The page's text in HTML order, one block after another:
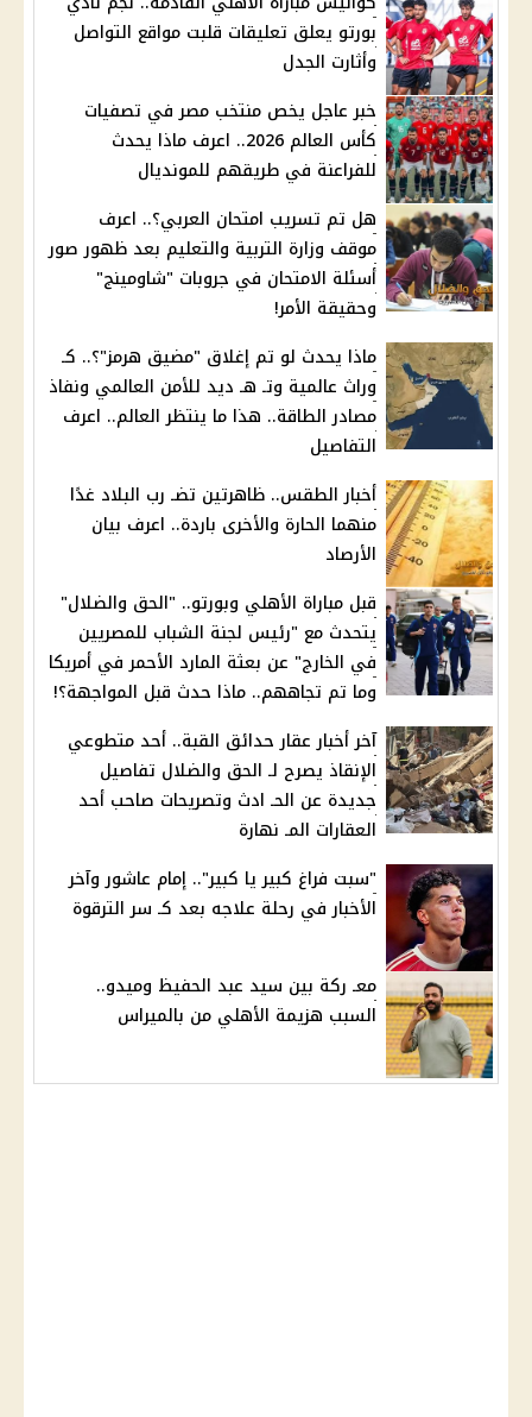
بورتو يعلق تعليقات قلبت مواقع التواصل
وأثارت الجدل
خبر عاجل يخص منتخب مصر في تصفيات
كأس العالم 2026.. اعرف ماذا يحدث
للفراعنة في طريقهم للمونديال
هل تم تسريب امتحان العربي؟.. اعرف
موقف وزارة التربية والتعليم بعد ظهور صور
أسئلة الامتحان في جروبات "شاومينج"
وحقيقة الأمر!
ماذا يحدث لو تم إغلاق "مضيق هرمز"؟.. كـ
وراث عالمية وتـ هـ ديد للأمن العالمي ونفاذ
مصادر الطاقة.. هذا ما ينتظر العالم.. اعرف
التفاصيل
أخبار الطقس.. ظاهرتين تضـ رب البلاد غدًا
منهما الحارة والأخرى باردة.. اعرف بيان
الأرصاد
قبل مباراة الأهلي وبورتو.. "الحق والضلال"
يتحدث مع "رئيس لجنة الشباب للمصريين
في الخارج" عن بعثة المارد الأحمر في أمريكا
وما تم تجاههم.. ماذا حدث قبل المواجهة؟!
آخر أخبار عقار حدائق القبة.. أحد متطوعي
الإنقاذ يصرح لـ الحق والضلال تفاصيل
جديدة عن الحـ ادث وتصريحات صاحب أحد
العقارات المـ نهارة
"سبت فراغ كبير يا كبير".. إمام عاشور وآخر
الأخبار في رحلة علاجه بعد كـ سر الترقوة
معـ ركة بين سيد عبد الحفيظ وميدو..
السبب هزيمة الأهلي من بالميراس